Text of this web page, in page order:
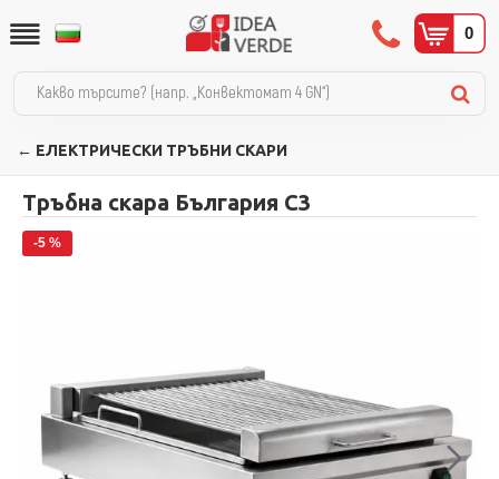
0
← ЕЛЕКТРИЧЕСКИ ТРЪБНИ СКАРИ
Тръбна скара България C3
-5 %